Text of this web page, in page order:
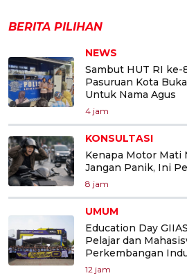
BERITA PILIHAN
NEWS
Sambut HUT RI ke-
Pasuruan Kota
Untuk Nama Agus
4 jam
KONSULTASI
Kenapa Motor Mati
Jangan Panik, Ini
8 jam
UMUM
Education Day
Pelajar dan
Perkembangan
12 jam